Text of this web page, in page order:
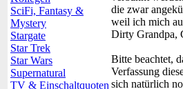
SciFi, Fantasy &
Mystery
Stargate
Star Trek
Star Wars
Supernatural
TV & Einschaltquoten
die zwar
weil ich mich
Dirty Grandpa,
Bitte beachtet,
Verfassung
sich natürlich